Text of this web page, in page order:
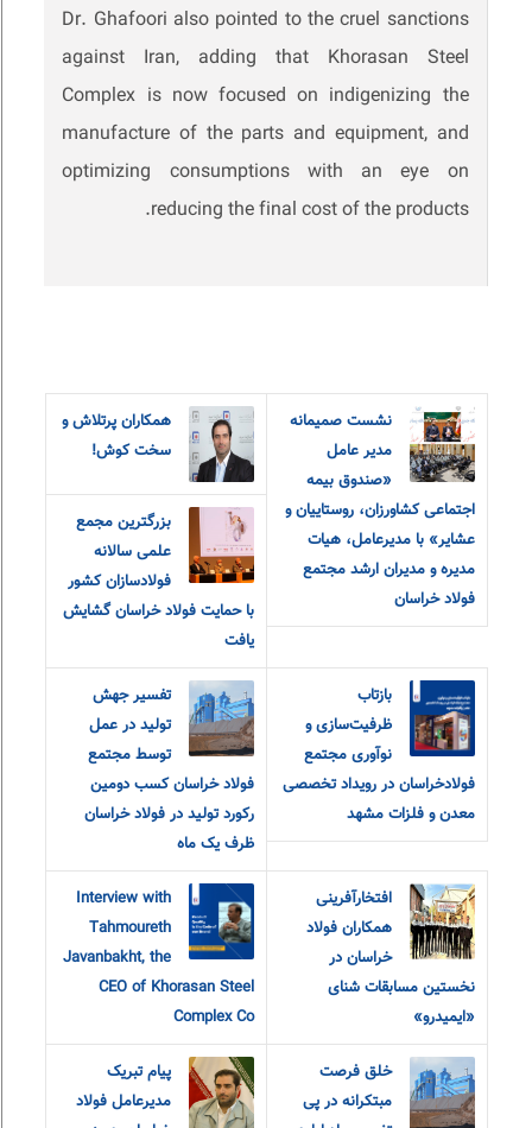
Dr. Ghafoori also pointed to the cruel sanctions
against Iran, adding that Khorasan Steel
Complex is now focused on indigenizing the
manufacture of the parts and equipment, and
optimizing consumptions with an eye on
reducing the final cost of the products.
نشست صمیمانه
مدیر عامل
«صندوق بیمه
اجتماعی کشاورزان، روستاییان و
عشایر» با مدیرعامل، هیات
مدیره و مدیران ارشد مجتمع
فولاد خراسان
همکاران پرتلاش و
سخت کوش!
بزرگترین مجمع
علمی سالانه
فولادسازان کشور
با حمایت فولاد خراسان گشایش
یافت
بازتاب
ظرفیت‌سازی و
نوآوری مجتمع
فولادخراسان در رویداد تخصصی
معدن و فلزات مشهد
تفسیر جهش
تولید در عمل
توسط مجتمع
فولاد خراسان کسب دومین
رکورد تولید در فولاد خراسان
ظرف یک ماه
افتخارآفرینی
همکاران فولاد
خراسان در
نخستین مسابقات شنای
«ایمیدرو»
Interview with
Tahmoureth
Javanbakht, the
CEO of Khorasan Steel
Complex Co
خلق فرصت
مبتکرانه در پی
پیام تبریک
مدیرعامل فولاد